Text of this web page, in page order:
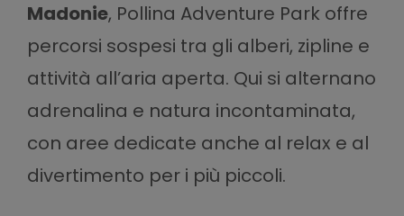
Madonie, Pollina Adventure Park offre
percorsi sospesi tra gli alberi, zipline e
attività all’aria aperta. Qui si alternano
adrenalina e natura incontaminata,
con aree dedicate anche al relax e al
divertimento per i più piccoli.